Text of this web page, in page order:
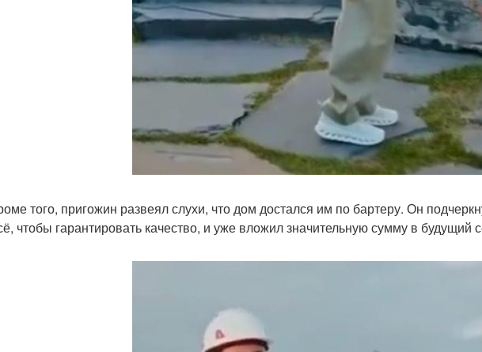
того, пригожин развеял слухи, что дом достался им по бартеру. Он
чтобы гарантировать качество, и уже вложил значительную сумму в будущий